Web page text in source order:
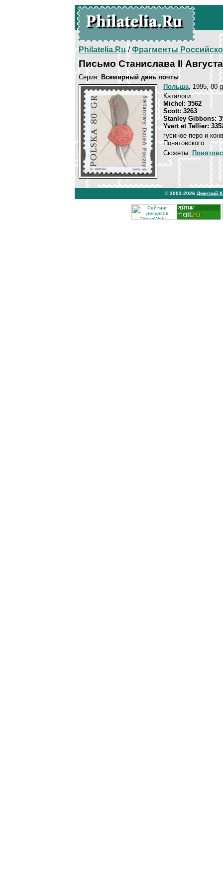
Philatelia.Ru/Фрагменты
Письмо Станислава II
Серия: Всемирный день почты
Польша, 1995, 80
Каталоги:
Michel: 3562
Scott: 3263
Stanley Gibbons:
Yvert et Tellier:
гусиное перо и
Понятовского.
Сюжеты:
© 2003-2026 Дмитрий